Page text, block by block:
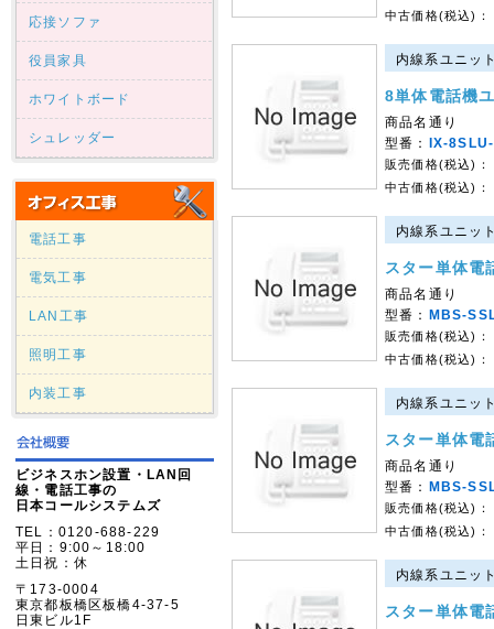
応接ソファ
役員家具
ホワイトボード
シュレッダー
電話工事
電気工事
LAN工事
照明工事
内装工事
ビジネスホン設置・LAN回
線・電話工事の
日本コールシステムズ
TEL：0120-688-229
平日：9:00～18:00
土日祝：休
〒173-0004
東京都板橋区板橋4-37-5
日東ビル1F
中古価格(税込)：
内線系ユニッ
8単体電話機
商品名通り
型番：
IX-
販売価格(税込)：
中古価格(税込)：
内線系ユニッ
スター単体電
商品名通り
型番：
MBS-
販売価格(税込)：
中古価格(税込)：
内線系ユニッ
スター単体電
商品名通り
型番：
MBS-
販売価格(税込)：
中古価格(税込)：
内線系ユニッ
スター単体電